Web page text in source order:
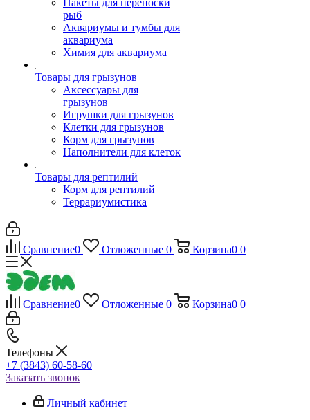
Пакеты для переноски
рыб
Аквариумы и тумбы для
аквариума
Химия для аквариума
Товары для грызунов
Аксессуары для
грызунов
Игрушки для грызунов
Клетки для грызунов
Корм для грызунов
Наполнители для клеток
Товары для рептилий
Корм для рептилий
Террариумистика
Сравнение0 Отложенные 0 Корзина0 0
Сравнение0 Отложенные 0 Корзина0 0
Телефоны
+7 (3843) 60-58-60
Заказать звонок
Личный кабинет